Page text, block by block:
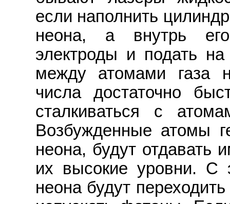
если наполнить
неона, а внутрь его
электроды и подать
между атомами газа
числа достаточно
сталкиваться с
Возбужденные атомы
неона, будут отдавать
их высокие уровни. С
неона будут